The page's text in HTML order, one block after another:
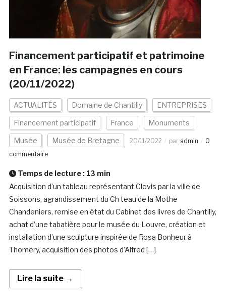
Financement participatif et patrimoine
en France: les campagnes en cours
(20/11/2022)
ACTUALITÉS Domaine de Chantilly ENTREPRISES
Financement participatif France Monuments
Musée Musée de Bretagne 20/11/2022 par admin
0
commentaire
Temps de lecture : 13 min
Acquisition d’un tableau représentant Clovis par la ville de
Soissons, agrandissement du Ch teau de la Mothe
Chandeniers, remise en état du Cabinet des livres de Chantilly,
achat d’une tabatière pour le musée du Louvre, création et
installation d’une sculpture inspirée de Rosa Bonheur à
Thomery, acquisition des photos d’Alfred […]
Lire la suite →